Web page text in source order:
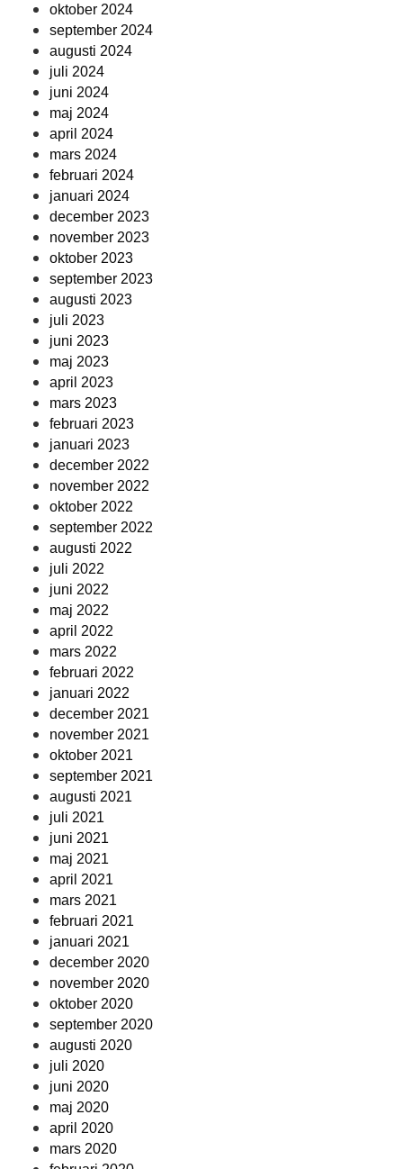
oktober 2024
september 2024
augusti 2024
juli 2024
juni 2024
maj 2024
april 2024
mars 2024
februari 2024
januari 2024
december 2023
november 2023
oktober 2023
september 2023
augusti 2023
juli 2023
juni 2023
maj 2023
april 2023
mars 2023
februari 2023
januari 2023
december 2022
november 2022
oktober 2022
september 2022
augusti 2022
juli 2022
juni 2022
maj 2022
april 2022
mars 2022
februari 2022
januari 2022
december 2021
november 2021
oktober 2021
september 2021
augusti 2021
juli 2021
juni 2021
maj 2021
april 2021
mars 2021
februari 2021
januari 2021
december 2020
november 2020
oktober 2020
september 2020
augusti 2020
juli 2020
juni 2020
maj 2020
april 2020
mars 2020